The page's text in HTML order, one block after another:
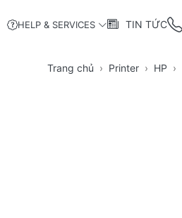
HELP & SERVICES TIN TỨC
Trang chủ Printer HP